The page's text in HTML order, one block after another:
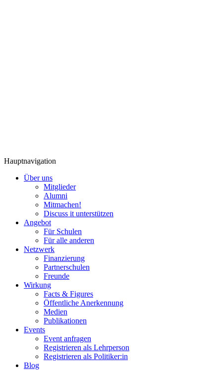
Hauptnavigation
Über uns
Mitglieder
Alumni
Mitmachen!
Discuss it unterstützen
Angebot
Für Schulen
Für alle anderen
Netzwerk
Finanzierung
Partnerschulen
Freunde
Wirkung
Facts & Figures
Öffentliche Anerkennung
Medien
Publikationen
Events
Event anfragen
Registrieren als Lehrperson
Registrieren als Politiker:in
Blog